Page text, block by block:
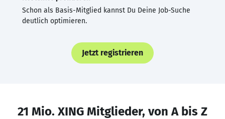
Schon als Basis-Mitglied kannst Du Deine Job-Suche
deutlich optimieren.
Jetzt registrieren
21 Mio. XING Mitglieder, von A bis Z